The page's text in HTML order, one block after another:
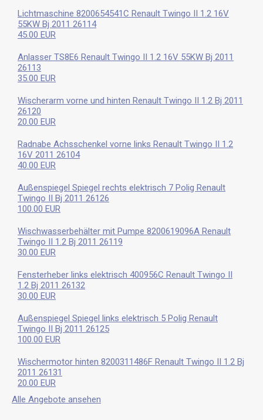
Lichtmaschine 8200654541C Renault Twingo II 1.2 16V
55KW Bj 2011 26114
45.00 EUR
Anlasser TS8E6 Renault Twingo II 1.2 16V 55KW Bj 2011
26113
35.00 EUR
Wischerarm vorne und hinten Renault Twingo II 1.2 Bj 2011
26120
20.00 EUR
Radnabe Achsschenkel vorne links Renault Twingo II 1.2
16V 2011 26104
40.00 EUR
Außenspiegel Spiegel rechts elektrisch 7 Polig Renault
Twingo II Bj 2011 26126
100.00 EUR
Wischwasserbehälter mit Pumpe 8200619096A Renault
Twingo II 1.2 Bj 2011 26119
30.00 EUR
Fensterheber links elektrisch 400956C Renault Twingo II
1.2 Bj 2011 26132
30.00 EUR
Außenspiegel Spiegel links elektrisch 5 Polig Renault
Twingo II Bj 2011 26125
100.00 EUR
Wischermotor hinten 8200311486F Renault Twingo II 1.2 Bj
2011 26131
20.00 EUR
Alle Angebote ansehen